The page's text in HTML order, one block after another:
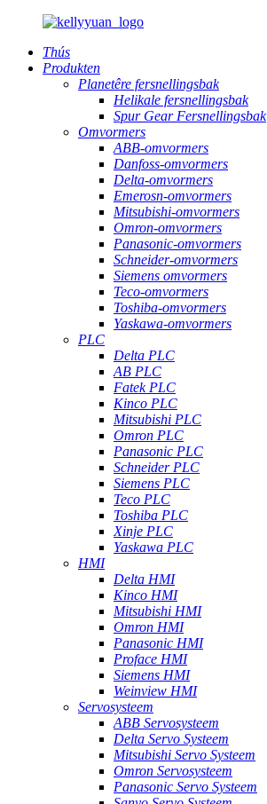
Thús
Produkten
Planetêre fersnellingsbak
Helikale fersnellingsbak
Spur Gear Fersnellingsbak
Omvormers
ABB-omvormers
Danfoss-omvormers
Delta-omvormers
Emerosn-omvormers
Mitsubishi-omvormers
Omron-omvormers
Panasonic-omvormers
Schneider-omvormers
Siemens omvormers
Teco-omvormers
Toshiba-omvormers
Yaskawa-omvormers
PLC
Delta PLC
AB PLC
Fatek PLC
Kinco PLC
Mitsubishi PLC
Omron PLC
Panasonic PLC
Schneider PLC
Siemens PLC
Teco PLC
Toshiba PLC
Xinje PLC
Yaskawa PLC
HMI
Delta HMI
Kinco HMI
Mitsubishi HMI
Omron HMI
Panasonic HMI
Proface HMI
Siemens HMI
Weinview HMI
Servosysteem
ABB Servosysteem
Delta Servo Systeem
Mitsubishi Servo Systeem
Omron Servosysteem
Panasonic Servo Systeem